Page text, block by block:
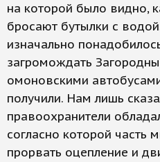
на которой было видно,
бросают бутылки с
изначально
загромождать
омоновскими
получили. Нам лишь
правоохранители
согласно которой часть
прорвать оцепление и